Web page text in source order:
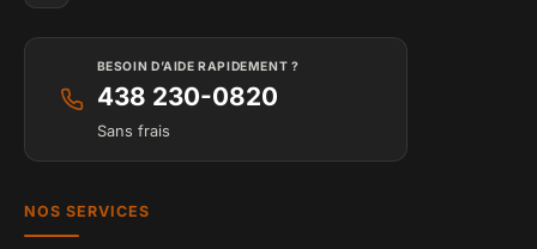
BESOIN D’AIDE RAPIDEMENT ?
438 230-0820
Sans frais
NOS SERVICES